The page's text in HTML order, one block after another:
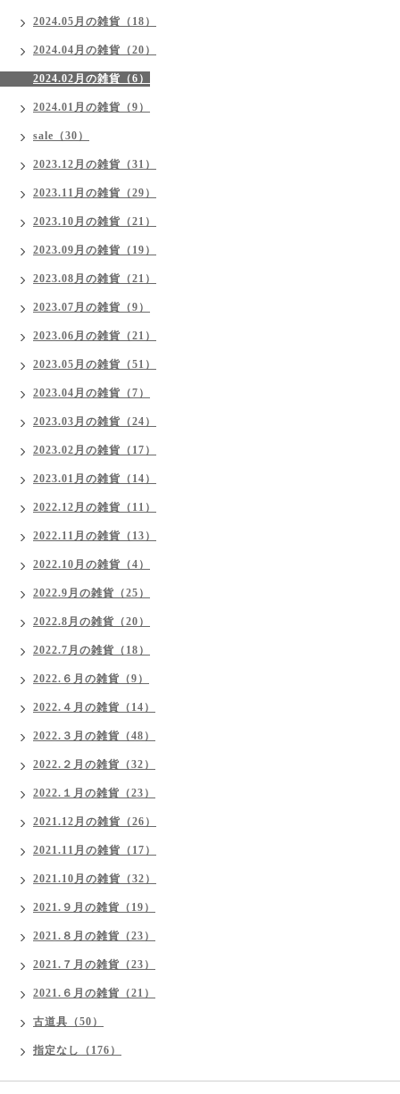
2024.05月の雑貨（18）
2024.04月の雑貨（20）
2024.02月の雑貨（6）
2024.01月の雑貨（9）
sale（30）
2023.12月の雑貨（31）
2023.11月の雑貨（29）
2023.10月の雑貨（21）
2023.09月の雑貨（19）
2023.08月の雑貨（21）
2023.07月の雑貨（9）
2023.06月の雑貨（21）
2023.05月の雑貨（51）
2023.04月の雑貨（7）
2023.03月の雑貨（24）
2023.02月の雑貨（17）
2023.01月の雑貨（14）
2022.12月の雑貨（11）
2022.11月の雑貨（13）
2022.10月の雑貨（4）
2022.9月の雑貨（25）
2022.8月の雑貨（20）
2022.7月の雑貨（18）
2022.６月の雑貨（9）
2022.４月の雑貨（14）
2022.３月の雑貨（48）
2022.２月の雑貨（32）
2022.１月の雑貨（23）
2021.12月の雑貨（26）
2021.11月の雑貨（17）
2021.10月の雑貨（32）
2021.９月の雑貨（19）
2021.８月の雑貨（23）
2021.７月の雑貨（23）
2021.６月の雑貨（21）
古道具（50）
指定なし（176）